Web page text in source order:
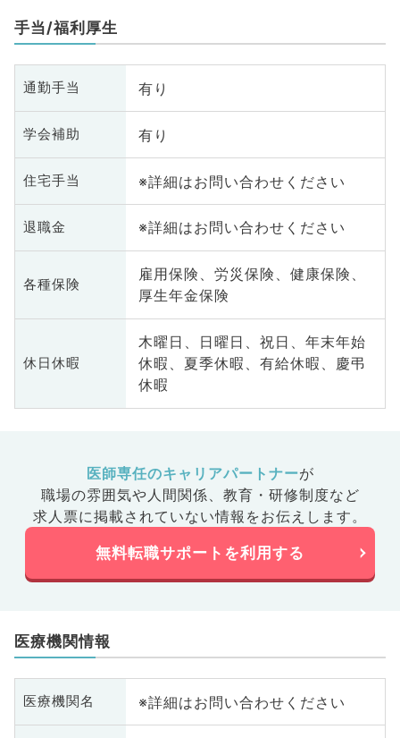
手当/福利厚生
通勤手当 有り
学会補助 有り
住宅手当 ※詳細はお問い合わせください
退職金 ※詳細はお問い合わせください
各種保険
雇用保険、労災保険、健康保険、
厚生年金保険
休日休暇
木曜日、日曜日、祝日、年末年始
休暇、夏季休暇、有給休暇、慶弔
休暇
医師専任のキャリアパートナーが
職場の雰囲気や人間関係、 教育・研修制度など
求人票に掲載されていない情報をお伝えします。
無料転職サポートを利用する
医療機関情報
医療機関名 ※詳細はお問い合わせください